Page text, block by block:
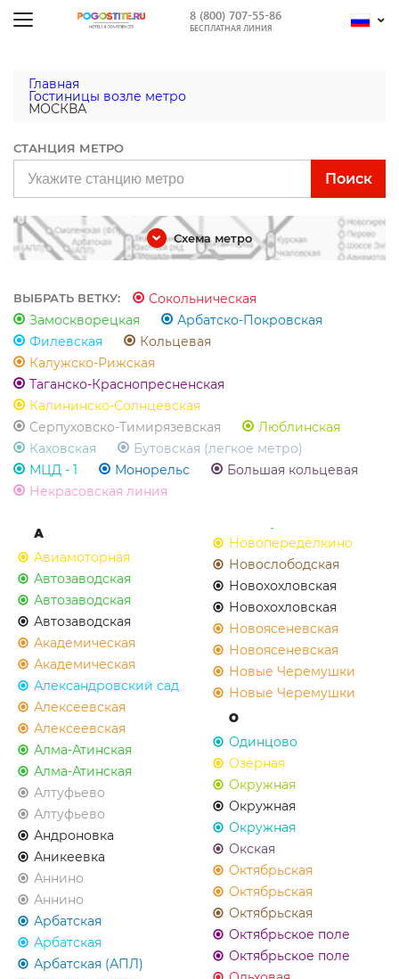
8 (800) 707-55-86
БЕСПЛАТНАЯ ЛИНИЯ
Главная
Гостиницы возле метро
МОСКВА
СТАНЦИЯ МЕТРО
Поиск
Схема метро
ВЫБРАТЬ ВЕТКУ:
Сокольническая
Замоскворецкая
Арбатско-Покровская
Филевская
Кольцевая
Калужско-Рижская
Таганско-Краснопресненская
Калининско-Солнцевская
Серпуховско-Тимирязевская
Люблинская
Каховская
Бутовская (легкое метро)
МЦД - 1
Монорельс
Большая кольцевая
Некрасовская линия
А
Авиамоторная
Автозаводская
Автозаводская
Автозаводская
Академическая
Академическая
Александровский сад
Алексеевская
Алексеевская
Алма-Атинская
Алма-Атинская
Алтуфьево
Алтуфьево
Андроновка
Аникеевка
Аннино
Аннино
Арбатская
Арбатская
Арбатская (АПЛ)
Новопеределкино
Новослободская
Новохохловская
Новохохловская
Новоясеневская
Новоясеневская
Новые Черемушки
Новые Черемушки
О
Одинцово
Озёрная
Окружная
Окружная
Окружная
Окская
Октябрьская
Октябрьская
Октябрьская
Октябрьское поле
Октябрьское поле